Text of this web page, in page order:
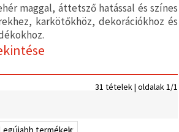
maggal, áttetsző hatással és színes
karkötőkhöz, dekorációkhoz és
31 tételek | oldalak 1/1